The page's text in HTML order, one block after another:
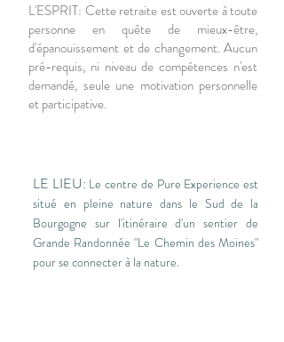
L'ESPRIT: Cette retraite est ouverte à toute
personne en quête de mieux-être,
d'épanouissement et de changement. Aucun
pré-requis, ni niveau de compétences n'est
demandé, seule une motivation personnelle
et participative.
LE LIEU: Le centre de Pure Experience est
situé en pleine nature dans le Sud de la
Bourgogne sur l'itinéraire d'un sentier de
Grande Randonnée "Le Chemin des Moines"
pour se connecter à la nature.